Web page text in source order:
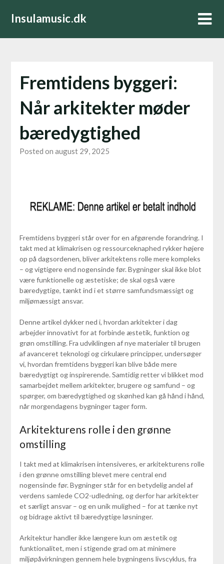
Insulamusic.dk
Fremtidens byggeri:
Når arkitekter møder
bæredygtighed
Posted on august 29, 2025
Fremtidens byggeri står over for en afgørende forandring. I
takt med at klimakrisen og ressourceknaphed rykker højere
op på dagsordenen, bliver arkitektens rolle mere kompleks
– og vigtigere end nogensinde før. Bygninger skal ikke blot
være funktionelle og æstetiske; de skal også være
bæredygtige, tænkt ind i et større samfundsmæssigt og
miljømæssigt ansvar.
Denne artikel dykker ned i, hvordan arkitekter i dag
arbejder innovativt for at forbinde æstetik, funktion og
grøn omstilling. Fra udviklingen af nye materialer til brugen
af avanceret teknologi og cirkulære principper, undersøger
vi, hvordan fremtidens byggeri kan blive både mere
bæredygtigt og inspirerende. Samtidig retter vi blikket mod
samarbejdet mellem arkitekter, brugere og samfund – og
spørger, om bæredygtighed og skønhed kan gå hånd i hånd,
når morgendagens bygninger tager form.
Arkitekturens rolle i den grønne
omstilling
I takt med at klimakrisen intensiveres, er arkitekturens rolle
i den grønne omstilling blevet mere central end
nogensinde før. Bygninger står for en betydelig andel af
verdens samlede CO2-udledning, og derfor har arkitekter
et særligt ansvar – og en unik mulighed – for at tænke nyt
og bidrage aktivt til bæredygtige løsninger.
Arkitektur handler ikke længere kun om æstetik og
funktionalitet, men i stigende grad om at minimere
miljøpåvirkningen gennem hele bygningens livscyklus, fra